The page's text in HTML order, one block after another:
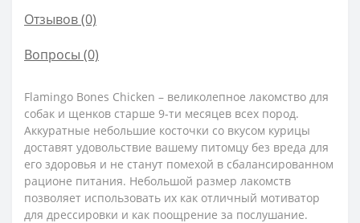
Отзывов (0)
Вопросы (0)
Flamingo Bones Chicken – великолепное лакомство для
собак и щенков старше 9-ти месяцев всех пород.
Аккуратные небольшие косточки со вкусом курицы
доставят удовольствие вашему питомцу без вреда для
его здоровья и не станут помехой в сбалансированном
рационе питания. Небольшой размер лакомств
позволяет использовать их как отличный мотиватор
для дрессировки и как поощрение за послушание.